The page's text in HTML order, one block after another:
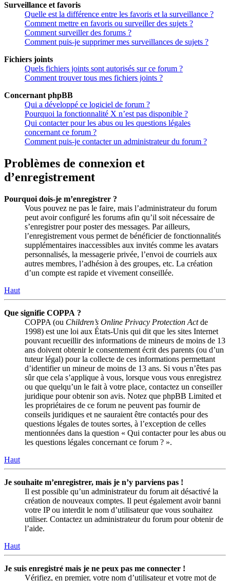
Surveillance et favoris
Quelle est la différence entre les favoris et la surveillance ?
Comment mettre en favoris ou surveiller des sujets ?
Comment surveiller des forums ?
Comment puis-je supprimer mes surveillances de sujets ?
Fichiers joints
Quels fichiers joints sont autorisés sur ce forum ?
Comment trouver tous mes fichiers joints ?
Concernant phpBB
Qui a développé ce logiciel de forum ?
Pourquoi la fonctionnalité X n’est pas disponible ?
Qui contacter pour les abus ou les questions légales
concernant ce forum ?
Comment puis-je contacter un administrateur du forum ?
Problèmes de connexion et
d’enregistrement
Pourquoi dois-je m’enregistrer ?
Vous pouvez ne pas le faire, mais l’administrateur du forum
peut avoir configuré les forums afin qu’il soit nécessaire de
s’enregistrer pour poster des messages. Par ailleurs,
l’enregistrement vous permet de bénéficier de fonctionnalités
supplémentaires inaccessibles aux invités comme les avatars
personnalisés, la messagerie privée, l’envoi de courriels aux
autres membres, l’adhésion à des groupes, etc. La création
d’un compte est rapide et vivement conseillée.
Haut
Que signifie COPPA ?
COPPA (ou Children’s Online Privacy Protection Actde
1998) est une loi aux États-Unis qui dit que les sites Internet
pouvant recueillir des informations de mineurs de moins de 13
ans doivent obtenir le consentement écrit des parents (ou d’un
tuteur légal) pour la collecte de ces informations permettant
d’identifier un mineur de moins de 13 ans. Si vous n’êtes pas
sûr que cela s’applique à vous, lorsque vous vous enregistrez
ou que quelqu’un le fait à votre place, contactez un conseiller
juridique pour obtenir son avis. Notez que phpBB Limited et
les propriétaires de ce forum ne peuvent pas fournir de
conseils juridiques et ne sauraient être contactés pour des
questions légales de toutes sortes, à l’exception de celles
mentionnées dans la question « Qui contacter pour les abus ou
les questions légales concernant ce forum ? ».
Haut
Je souhaite m’enregistrer, mais je n’y parviens pas !
Il est possible qu’un administrateur du forum ait désactivé la
création de nouveaux comptes. Il peut également avoir banni
votre IP ou interdit le nom d’utilisateur que vous souhaitez
utiliser. Contactez un administrateur du forum pour obtenir de
l’aide.
Haut
Je suis enregistré mais je ne peux pas me connecter !
Vérifiez, en premier, votre nom d’utilisateur et votre mot de